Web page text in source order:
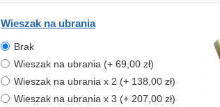
Wieszak na ubrania
Brak
Wieszak na ubrania (+ 69,00 zł)
Wieszak na ubrania x 2 (+ 138,00 zł)
Wieszak na ubrania x 3 (+ 207,00 zł)